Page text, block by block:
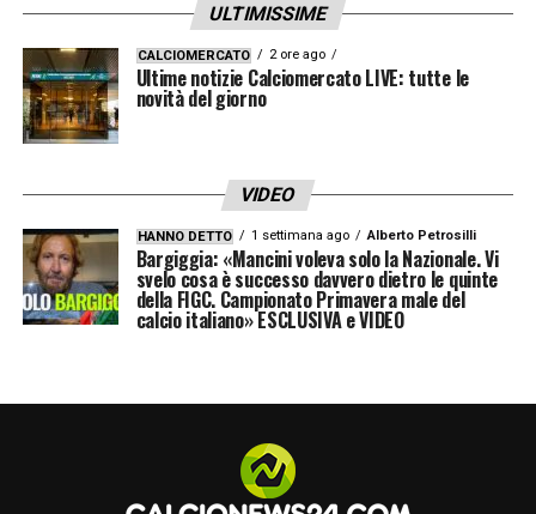
ULTIMISSIME
CALCIOMERCATO 2 ore ago
Ultime notizie Calciomercato LIVE: tutte le
novità del giorno
VIDEO
HANNO DETTO 1 settimana ago Alberto Petrosilli
Bargiggia: «Mancini voleva solo la Nazionale. Vi
svelo cosa è successo davvero dietro le quinte
della FIGC. Campionato Primavera male del
calcio italiano» ESCLUSIVA e VIDEO